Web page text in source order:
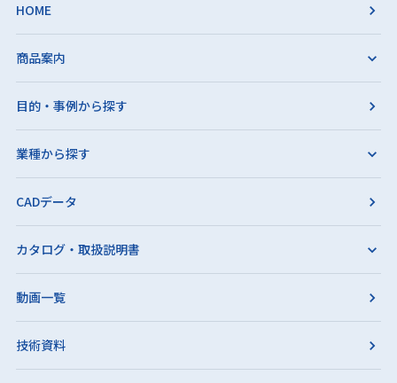
HOME
商品案内
目的・事例から探す
業種から探す
CADデータ
カタログ・取扱説明書
動画一覧
技術資料